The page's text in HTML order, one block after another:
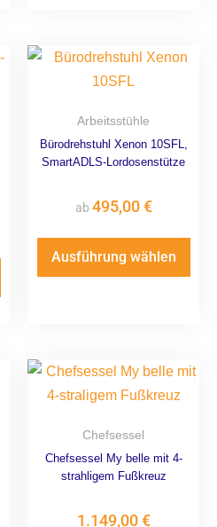
Arbeitsstühle
Bürodrehstuhl Xenon 10SFL,
SmartADLS-Lordosenstütze
ab 495,00€
Ausführung wählen
Chefsessel
Chefsessel My belle mit 4-
strahligem Fußkreuz
1.149,00€